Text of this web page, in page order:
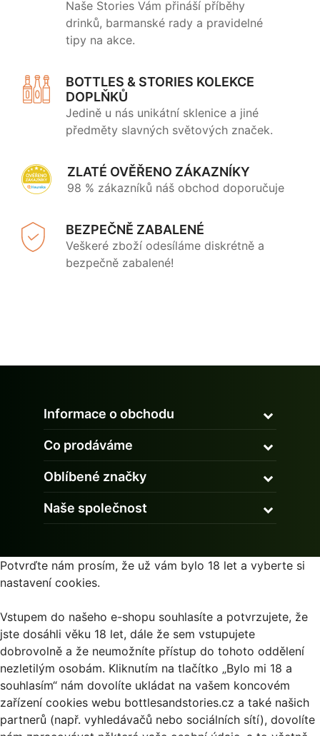
Naše Stories Vám přináší příběhy
drinků, barmanské rady a pravidelné
tipy na akce.
BOTTLES & STORIES KOLEKCE
DOPLŇKŮ
Jedině u nás unikátní sklenice a jiné
předměty slavných světových značek.
ZLATÉ OVĚŘENO ZÁKAZNÍKY
98 % zákazníků náš obchod doporučuje
BEZPEČNĚ ZABALENÉ
Veškeré zboží odesíláme diskrétně a
bezpečně zabalené!
Informace o obchodu
Co prodáváme
Oblíbené značky
Naše společnost
Potvrďte nám prosím, že už vám bylo 18 let a vyberte si
nastavení cookies.
Vstupem do našeho e-shopu souhlasíte a potvrzujete, že
jste dosáhli věku 18 let, dále že sem vstupujete
dobrovolně a že neumožníte přístup do tohoto oddělení
nezletilým osobám. Kliknutím na tlačítko „Bylo mi 18 a
souhlasím“ nám dovolíte ukládat na vašem koncovém
zařízení cookies webu bottlesandstories.cz a také našich
partnerů (např. vyhledávačů nebo sociálních sítí), dovolíte